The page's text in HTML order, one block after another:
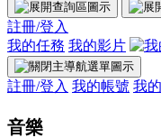
註冊/登入
我的任務 我的影片
註冊/登入 我的帳號 我
音樂